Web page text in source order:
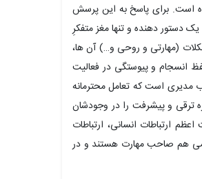
است. برای پاسخ به این پرسش
دستور دهنده و تنها مغز متفکرِ
(مهارتی و روحی و…) آن ها،
انسجام و پیوستگی در فعالیت
است که تعامل محترمانه
ترقی و پیشرفت را در وجودشان
ارتباطات انسانی، ارتباطات
هم صاحب مهارت هستند و در